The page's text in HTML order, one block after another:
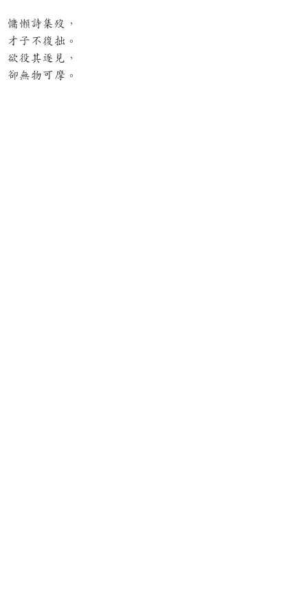
慵懶詩集歿，
才子不復拙。
欲役其逐見，
卻無物可摩。